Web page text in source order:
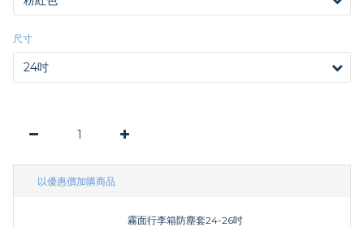
尺寸
以優惠價加購商品
霧面行李箱防塵套24-26吋